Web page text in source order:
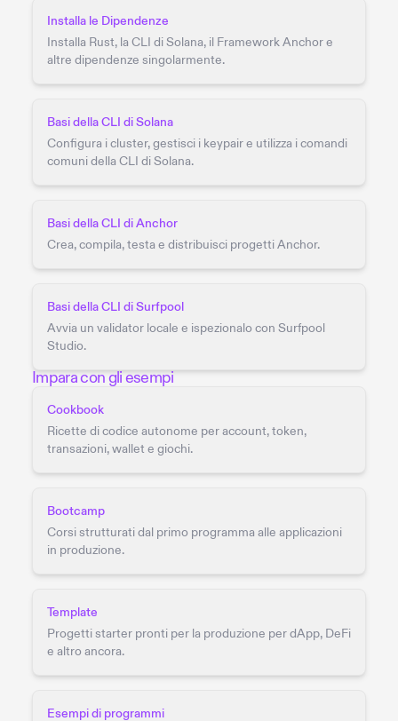
Installa le Dipendenze
Installa Rust, la CLI di Solana, il Framework Anchor e
altre dipendenze singolarmente.
Basi della CLI di Solana
Configura i cluster, gestisci i keypair e utilizza i comandi
comuni della CLI di Solana.
Basi della CLI di Anchor
Crea, compila, testa e distribuisci progetti Anchor.
Basi della CLI di Surfpool
Avvia un validator locale e ispezionalo con Surfpool
Studio.
Impara con gli esempi
Cookbook
Ricette di codice autonome per account, token,
transazioni, wallet e giochi.
Bootcamp
Corsi strutturati dal primo programma alle applicazioni
in produzione.
Template
Progetti starter pronti per la produzione per dApp, DeFi
e altro ancora.
Esempi di programmi